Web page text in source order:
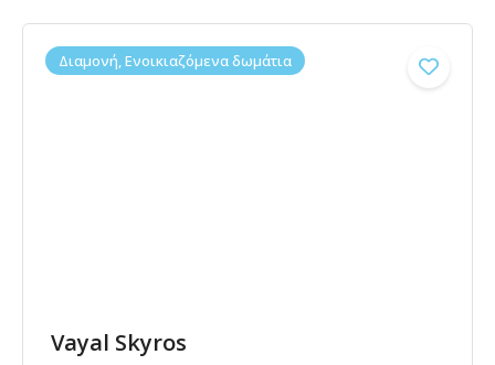
Διαμονή, Ενοικιαζόμενα δωμάτια
Vayal Skyros